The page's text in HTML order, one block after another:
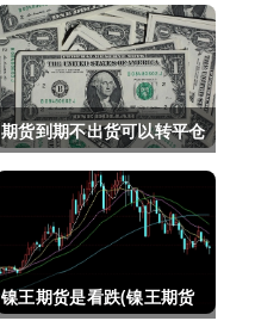
期货到期不出货可以转平仓
吗吗(期货如果到期不平仓
怎么办)
镍王期货是看跌(镍王期货